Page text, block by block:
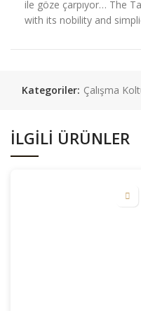
ile göze çarpıyor… The
with its nobility and
Kategoriler: Çalışma
İLGILI ÜRÜNLER